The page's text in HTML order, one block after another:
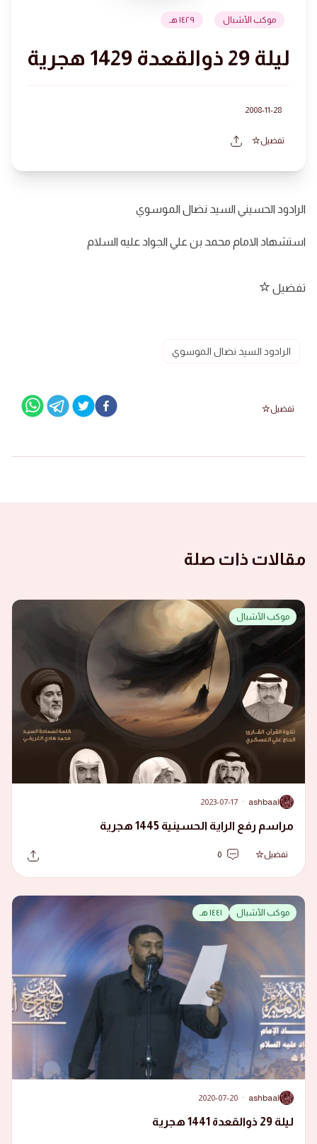
موكب الأشبال ١٤٢٩ هـ
ليلة 29 ذوالقعدة 1429 هجرية
2008-11-28
تفضيل
الرادود الحسيني السيد نضال الموسوي
استشهاد الامام محمد بن علي الجواد عليه السلام
تفضيل
الرادود السيد نضال الموسوي
تفضيل
مقالات ذات صلة
موكب الأشبال
A
ashbaal
·
2023-07-17
مراسم رفع الراية الحسينية 1445 هجرية
تفضيل 0
موكب الأشبال ١٤٤١ هـ
A
ashbaal
·
2020-07-20
ليلة 29 ذوالقعدة 1441 هجرية